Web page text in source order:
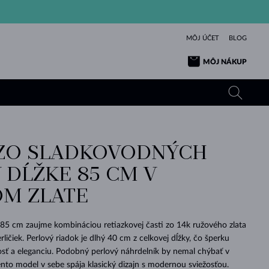
MÔJ ÚČET BLOG
MÔJ NÁKUP
VÝNIMOČNÝ
POZRIEŤ
LÁSKA
POZRIEŤ
ŽLTÉ ZLATO
RUŽOVÉ ZLATO
KRÁSOU
POZRIEŤ
TANZANITY
TOPÁSY
TURMALÍNY
PRE BÁBÄTKÁ
SVADOBNÉ
KRÁSNE
POZRIEŤ
TURMALÍNY
VLTAVÍNY
MINERÁLY
BIELE ZLATO
ŽLTÉ ZLATO
PRÍVESKY
POZRIEŤ
NÁRAMKY
POZRIEŤ
ELEGANCIA
POZRIEŤ
ZAFÍRY
SMARAGDY
VLTAVÍNY
SVADOBNÉ
ŽLTÉ ZLATO
ŠPERKY
POZRIEŤ
KRÁSU
POZRIEŤ
KOLEKCIE
POZRIEŤ
SLADKOVODNÝCH
DĹŽKE 85 CM V
ZLATE
cm zaujme kombináciou retiazkovej časti zo 14k ružového zlata
Perlový riadok je dlhý 40 cm z celkovej dĺžky, čo šperku
a eleganciu. Podobný perlový náhrdelník by nemal chýbať v
model v sebe spája klasický dizajn s modernou sviežosťou.